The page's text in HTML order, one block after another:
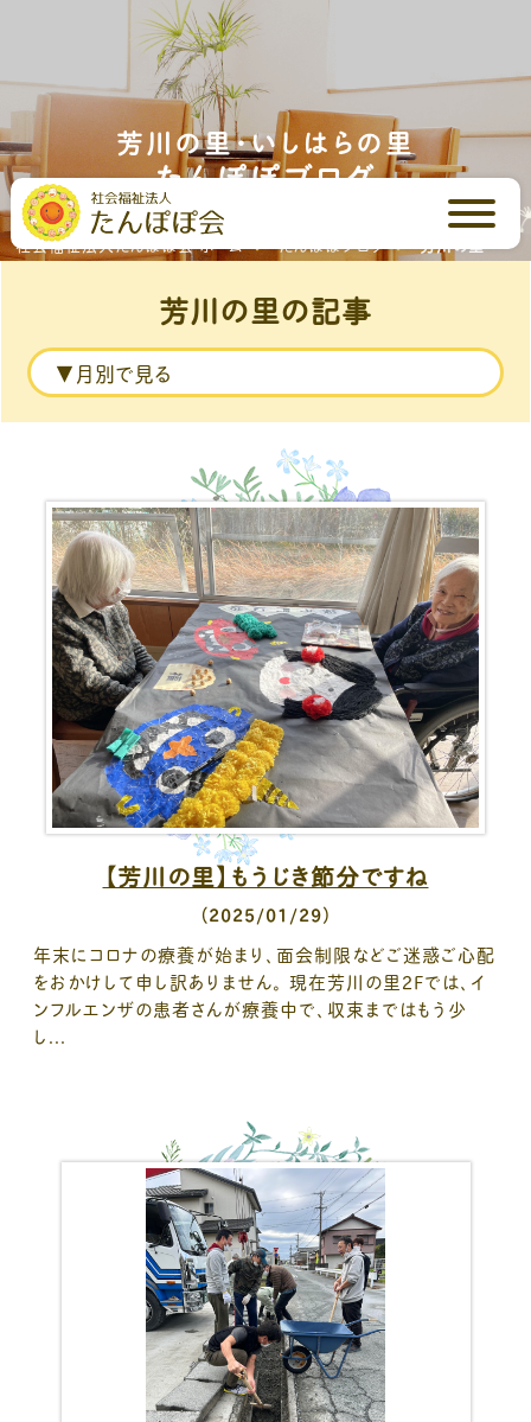
芳川の里・いしはらの里
たんぽぽブログ
社会福祉法人たんぽぽ会 ホーム たんぽぽブログ 芳川の里
芳川の里の記事
【芳川の里】もうじき節分ですね
（2025/01/29）
年末にコロナの療養が始まり、面会制限などご迷惑ご心配
をおかけして申し訳ありません。 現在芳川の里２Fでは、イ
ンフルエンザの患者さんが療養中で、収束まではもう少
し...